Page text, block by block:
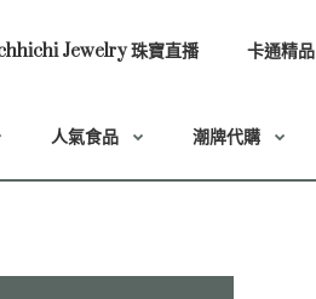
Jewelry 珠寶直播 卡通精品
人氣食品 潮牌代購